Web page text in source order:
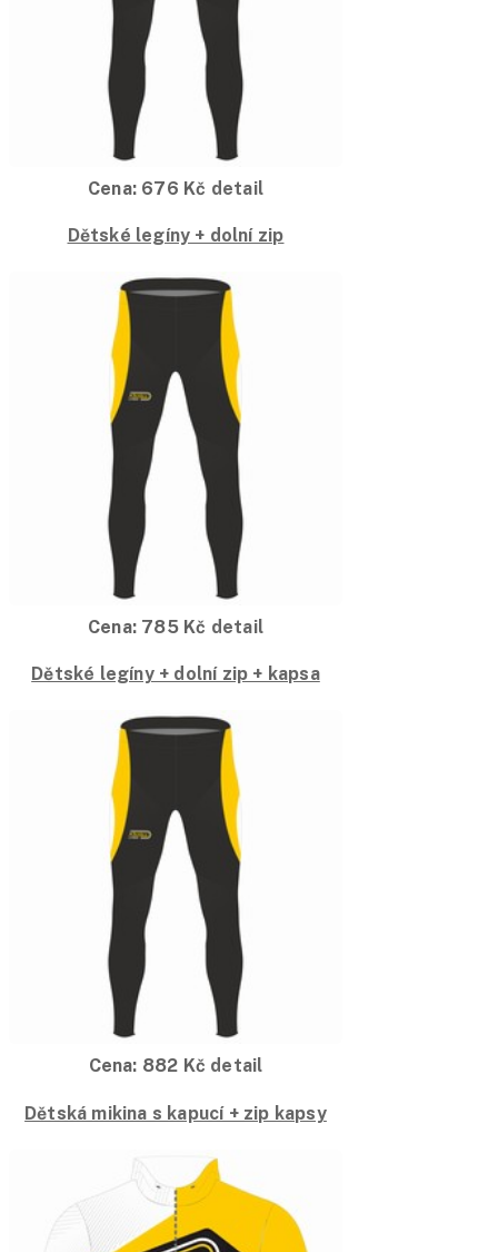
Cena: 676 Kč detail
Dětské legíny + dolní zip
Cena: 785 Kč detail
Dětské legíny + dolní zip + kapsa
Cena: 882 Kč detail
Dětská mikina s kapucí + zip kapsy